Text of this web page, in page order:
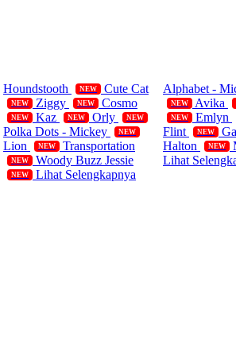
Houndstooth
NEW Cute Cat
NEW Ziggy NEW Cosmo
NEW Kaz NEW Orly NEW
Polka Dots - Mickey NEW
Lion NEW Transportation
NEW Woody Buzz Jessie
NEW Lihat Selengkapnya
Alphabet -
NEW Avika
NEW Emlyn
Flint NEW
Halton NEW
Lihat